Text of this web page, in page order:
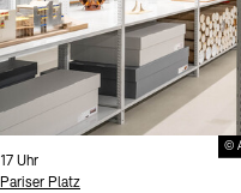
©
Uhrzeit:
17 Uhr
Standort
Pariser Platz